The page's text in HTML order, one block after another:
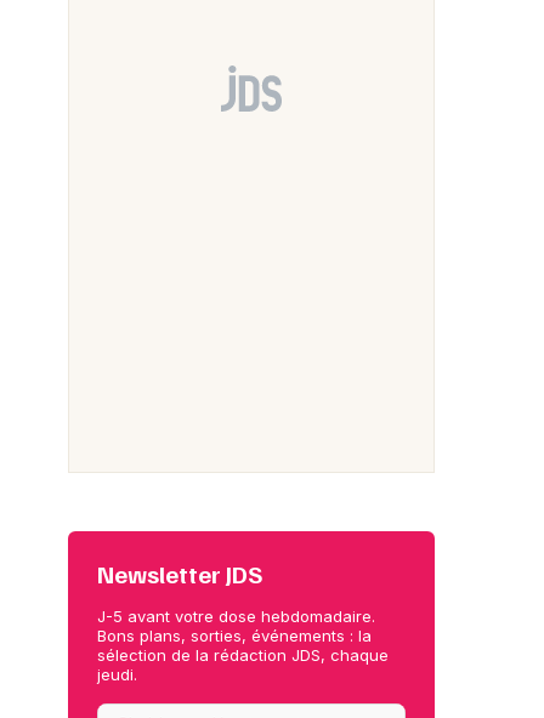
Newsletter JDS
J-5 avant votre dose hebdomadaire.
Bons plans, sorties, événements : la
sélection de la rédaction JDS, chaque
jeudi.